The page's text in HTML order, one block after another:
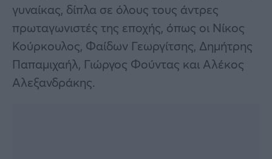
γυναίκας, δίπλα σε όλους τους άντρες
πρωταγωνιστές της εποχής, όπως οι Νίκος
Κούρκουλος, Φαίδων Γεωργίτσης, Δημήτρης
Παπαμιχαήλ, Γιώργος Φούντας και Αλέκος
Αλεξανδράκης.